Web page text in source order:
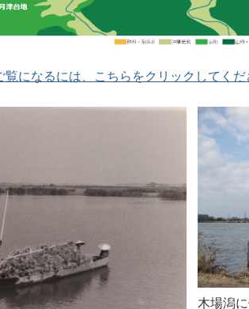
覧になるには、こちらをクリックしてくだ
木場潟